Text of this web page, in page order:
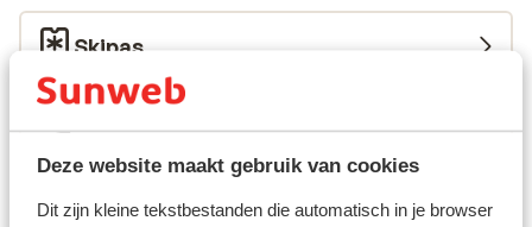
Deze website maakt gebruik van cookies
Dit zijn kleine tekstbestanden die automatisch in je browser
Skipas